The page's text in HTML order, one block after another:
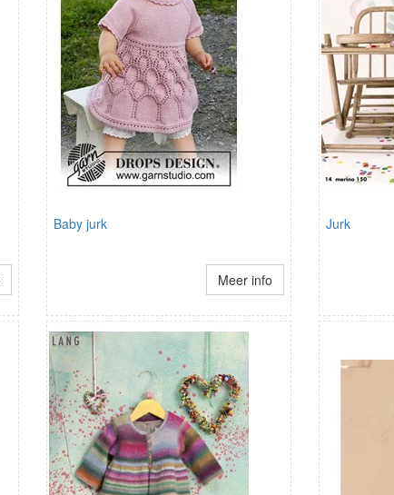
Baby jurk
Meer info
Jurk